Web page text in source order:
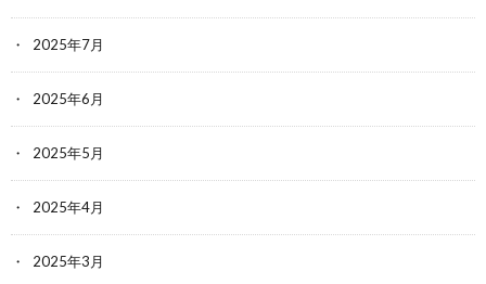
2025年7月
2025年6月
2025年5月
2025年4月
2025年3月